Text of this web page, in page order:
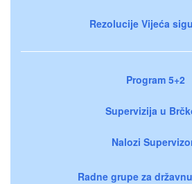
Rezolucije Vijeća
Program 5+2
Supervizija u
Nalozi
Radne grupe za